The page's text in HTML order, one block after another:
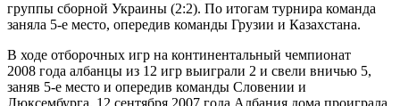
группы сборной Украины (2:2). По итогам турнира команда
заняла 5-е место, опередив команды Грузии и Казахстана.
В ходе отборочных игр на континентальный чемпионат
2008 года албанцы из 12 игр выиграли 2 и свели вничью 5,
заняв 5-е место и опередив команды Словении и